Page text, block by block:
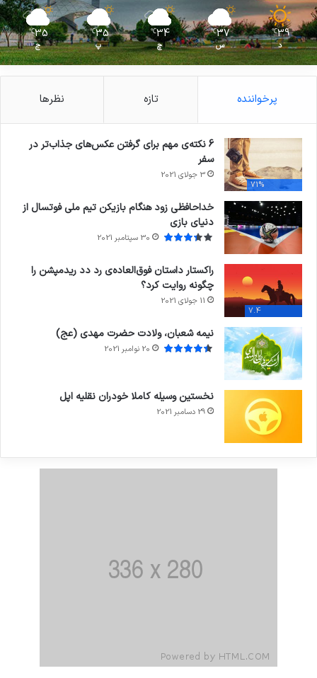
39
℃
د
37
℃
س
34
℃
چ
35
℃
پ
35
℃
ج
پرخواننده تازه نظرها
71%
6 نکته‌ی مهم برای گرفتن عکس‌های جذاب‌تر در
سفر
3 جولای 2021
خداحافظی زود هنگام بازیکن تیم ملی فوتسال از
دنیای بازی
30 سپتامبر 2021
7.4
راکستار داستان فوق‌العاده‌ی رد دد ریدمپشن را
چگونه روایت کرد؟
11 جولای 2021
نیمه شعبان، ولادت حضرت مهدی (عج)
20 نوامبر 2021
نخستین وسیله کاملا خودران نقلیه اپل
29 دسامبر 2021